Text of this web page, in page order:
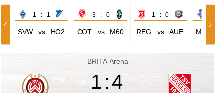
1 : 1
SVW vs HO2
3 : 0
COT vs M60
1 : 0
REG vs AUE MSV
BRITA-Arena
1:4